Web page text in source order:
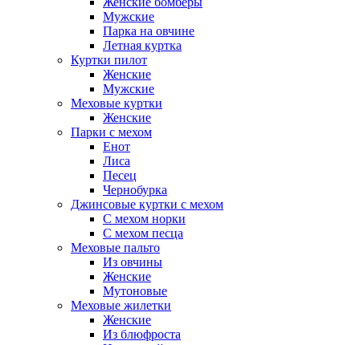
Мужские
Парка на овчине
Летная куртка
Куртки пилот
Женские
Мужские
Меховые куртки
Женские
Парки с мехом
Енот
Лиса
Песец
Чернобурка
Джинсовые куртки с мехом
С мехом норки
С мехом песца
Меховые пальто
Из овчины
Женские
Мутоновые
Меховые жилетки
Женские
Из блюфроста